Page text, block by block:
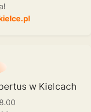
w Kielcach